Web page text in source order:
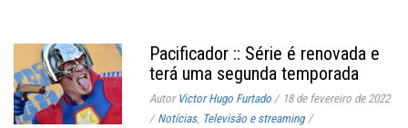
Pacificador :: Série é renovada e
terá uma segunda temporada
Autor Victor Hugo Furtado / 18 de fevereiro de 2022
/ Notícias, Televisão e streaming /